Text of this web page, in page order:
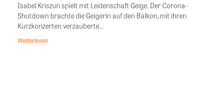
Isabel Kriszun spielt mit Leidenschaft Geige. Der Corona-
Shutdown brachte die Geigerin auf den Balkon, mit ihren
Kurzkonzerten verzauberte...
Weiterlesen